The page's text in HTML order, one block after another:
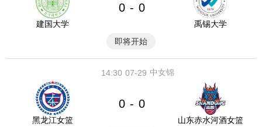
建国大学
0 - 0
禹锡大学
即将开始
07-29
14:30 中女锦
黑龙江女篮
0 - 0
山东赤水河酒女篮